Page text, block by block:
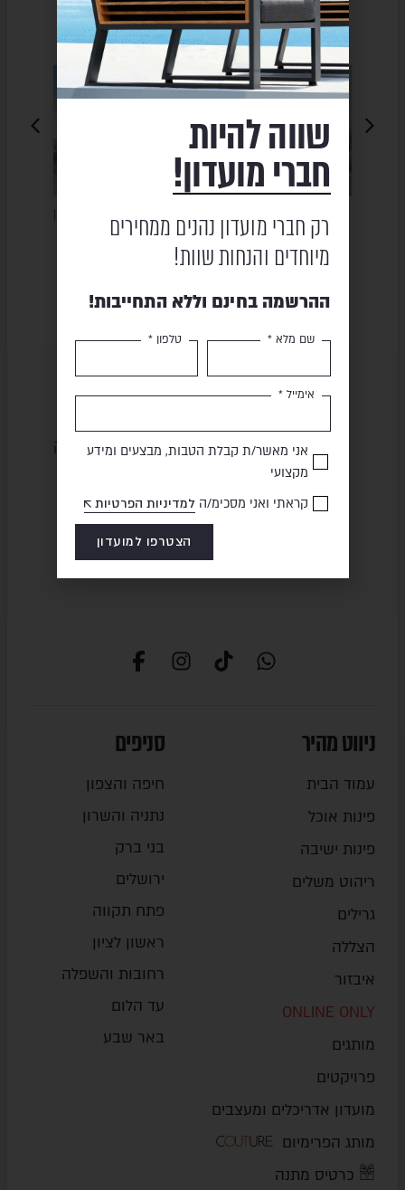
מוצרים נוספיםשעשויים לעניין אותך
₪38,890
₪19,450
HIGOLD
SALE
פינת ישיבה תלת מושבית – לבן
YORK
HIGOLD
SALE
שירות ומקצועיות מוצרים באיכות גבוהה
משלוח מהיר
ניווט מהיר
עמוד הבית
פינות אוכל
פינות ישיבה
ריהוט משלים
גרילים
הצללה
איבזור
ONLINE ONLY
מותגים
פרויקטים
מועדון אדריכלים ומעצבים
מותג הפרימיום
כרטיס מתנה
סניפים
חיפה והצפון
נתניה והשרון
בני ברק
ירושלים
פתח תקווה
ראשון לציון
רחובות והשפלה
עד הלום
באר שבע
שווה להיות
חברי מועדון!
רק חברי מועדון נהנים ממחירים
מיוחדים והנחות שוות!
ההרשמה בחינם וללא התחייבות!
שם מלא * טלפון *
אימייל *
אני מאשר/ת קבלת הטבות, מבצעים ומידע
מקצועי
קראתי ואני מסכימ/הלמדיניות הפרטיות
הצטרפו למועדון